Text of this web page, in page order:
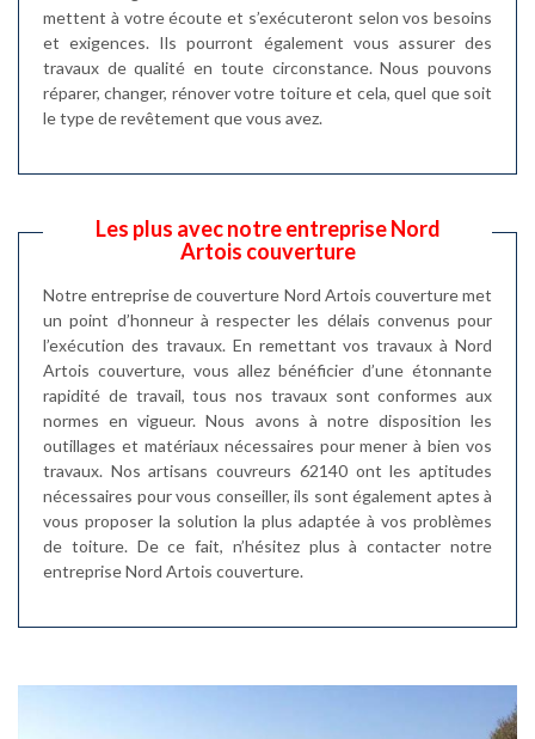
mettent à votre écoute et s’exécuteront selon vos besoins
et exigences. Ils pourront également vous assurer des
travaux de qualité en toute circonstance. Nous pouvons
réparer, changer, rénover votre toiture et cela, quel que soit
le type de revêtement que vous avez.
Les plus avec notre entreprise Nord
Artois couverture
Notre entreprise de couverture Nord Artois couverture met
un point d’honneur à respecter les délais convenus pour
l’exécution des travaux. En remettant vos travaux à Nord
Artois couverture, vous allez bénéficier d’une étonnante
rapidité de travail, tous nos travaux sont conformes aux
normes en vigueur. Nous avons à notre disposition les
outillages et matériaux nécessaires pour mener à bien vos
travaux. Nos artisans couvreurs 62140 ont les aptitudes
nécessaires pour vous conseiller, ils sont également aptes à
vous proposer la solution la plus adaptée à vos problèmes
de toiture. De ce fait, n’hésitez plus à contacter notre
entreprise Nord Artois couverture.